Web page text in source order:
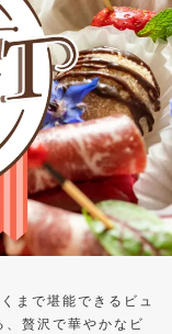
まで堪能できるビュ
贅沢で華やかなビ